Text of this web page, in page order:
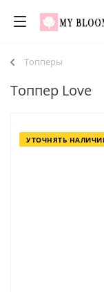
Топперы
Топпер Love
УТОЧНЯТЬ